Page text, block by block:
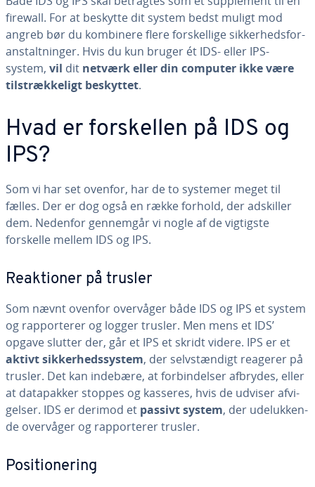
firewall. For at beskytte dit system bedst muligt mod
angreb bør du kombinere flere for­skel­li­ge sik­ker­heds­for­
an­stalt­nin­ger. Hvis du kun bruger ét IDS- eller IPS-
system, vil dit netværk eller din computer ikke være
til­stræk­ke­ligt beskyttet.
Hvad er for­skel­len på IDS og
IPS?
Som vi har set ovenfor, har de to systemer meget til
fælles. Der er dog også en række forhold, der adskiller
dem. Nedenfor gennemgår vi nogle af de vigtigste
forskelle mellem IDS og IPS.
Re­ak­tio­ner på trusler
Som nævnt ovenfor overvåger både IDS og IPS et system
og rap­por­te­rer og logger trusler. Men mens et IDS’
opgave slutter der, går et IPS et skridt videre. IPS er et
aktivt sik­ker­heds­sy­stem, der selv­stæn­digt reagerer på
trusler. Det kan indebære, at for­bin­del­ser afbrydes, eller
at da­ta­pak­ker stoppes og kasseres, hvis de udviser af­vi­
gel­ser. IDS er derimod et passivt system, der ude­luk­ken­
de overvåger og rap­por­te­rer trusler.
Po­si­tio­ne­ring